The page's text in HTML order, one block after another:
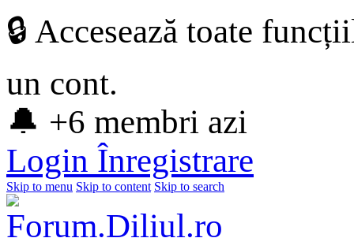
🔒 Accesează toate
un cont.
🔔 +6 membri azi
Login Înregistrare
Skip to menu Skip to content Skip to search